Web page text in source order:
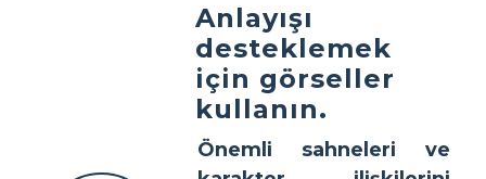
Anlayışı
desteklemek
için görseller
kullanın.
Önemli sahneleri ve